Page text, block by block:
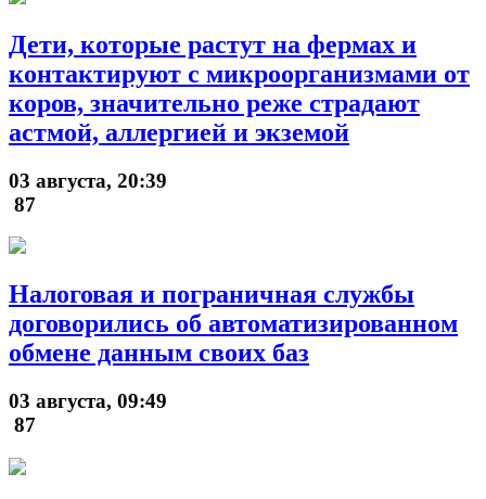
Дети, которые растут на фермах и
контактируют с микроорганизмами от
коров, значительно реже страдают
астмой, аллергией и экземой
03 августа, 20:39
87
Налоговая и пограничная службы
договорились об автоматизированном
обмене данным своих баз
03 августа, 09:49
87